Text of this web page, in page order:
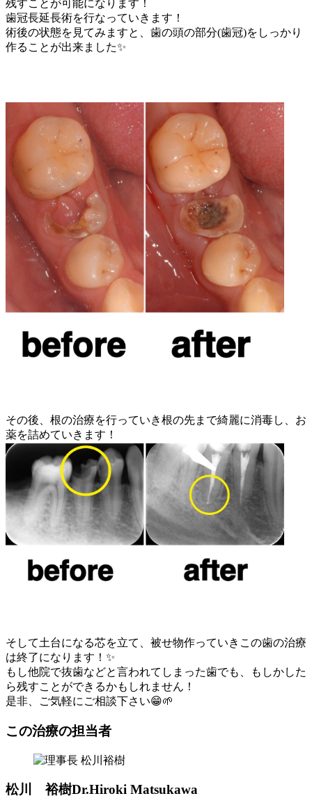
残すことが可能になります！
歯冠長延長術を行なっていきます！
術後の状態を見てみますと、歯の頭の部分(歯冠)をしっかり
作ることが出来ました✨
その後、根の治療を行っていき根の先まで綺麗に消毒し、お
薬を詰めていきます！
そして土台になる芯を立て、被せ物作っていきこの歯の治療
は終了になります！✨
もし他院で抜歯などと言われてしまった歯でも、もしかした
ら残すことができるかもしれません！
是非、ご気軽にご相談下さい😁🌱
この治療の担当者
松川 裕樹Dr.Hiroki Matsukawa